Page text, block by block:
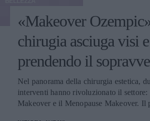
«Makeover
chirugia asciuga visi
prendendo il
Nel panorama della chirurgia estetica,
interventi hanno rivoluzionato il
Makeover e il Menopause Makeover. Il